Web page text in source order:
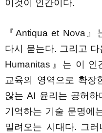
이것이 인간이다.
『Antiqua et Nova』
다시 묻는다. 그리고
Humanitas』는 이 인
교육의 영역으로 확장
않는 AI 윤리는 공허
기억하는 기술 문명에
밀려오는 시대다. 그